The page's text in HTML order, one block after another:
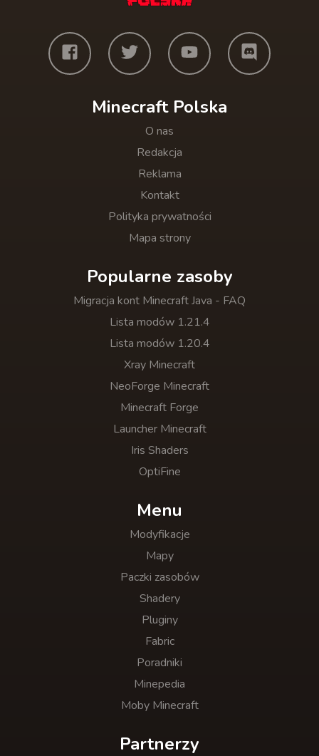
Minecraft Polska
O nas
Redakcja
Reklama
Kontakt
Polityka prywatności
Mapa strony
Popularne zasoby
Migracja kont Minecraft Java - FAQ
Lista modów 1.21.4
Lista modów 1.20.4
Xray Minecraft
NeoForge Minecraft
Minecraft Forge
Launcher Minecraft
Iris Shaders
OptiFine
Menu
Modyfikacje
Mapy
Paczki zasobów
Shadery
Pluginy
Fabric
Poradniki
Minepedia
Moby Minecraft
Partnerzy